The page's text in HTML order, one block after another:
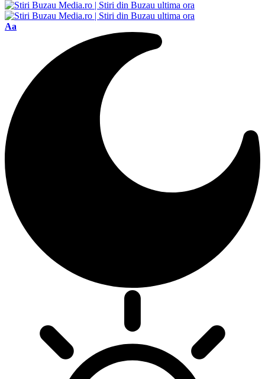
Ajustor
Aa